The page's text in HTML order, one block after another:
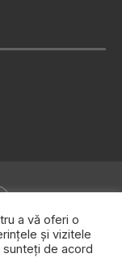
a vă oferi o
și vizitele
sunteți de acord